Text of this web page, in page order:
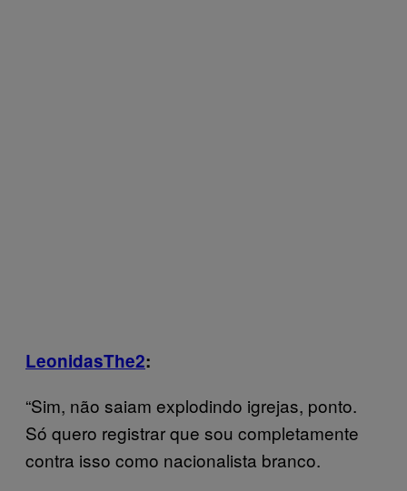
LeonidasThe2:
“Sim, não saiam explodindo igrejas, ponto.
Só quero registrar que sou completamente
contra isso como nacionalista branco.